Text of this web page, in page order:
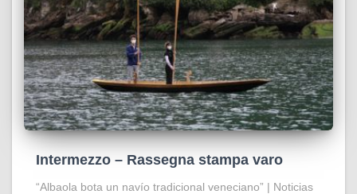
Intermezzo – Rassegna stampa varo
“Albaola bota un navío tradicional veneciano” | Noticias